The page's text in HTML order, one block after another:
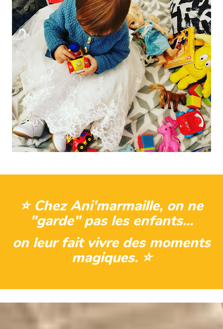
⭐️ Chez Ani'marmaille, on ne
"garde" pas les enfants...
on leur fait vivre des moments
magiques. ⭐️